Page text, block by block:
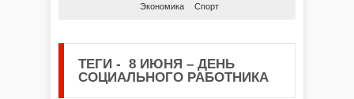
Экономика
Спорт
ТЕГИ - 8 ИЮНЯ – ДЕНЬ
СОЦИАЛЬНОГО РАБОТНИКА